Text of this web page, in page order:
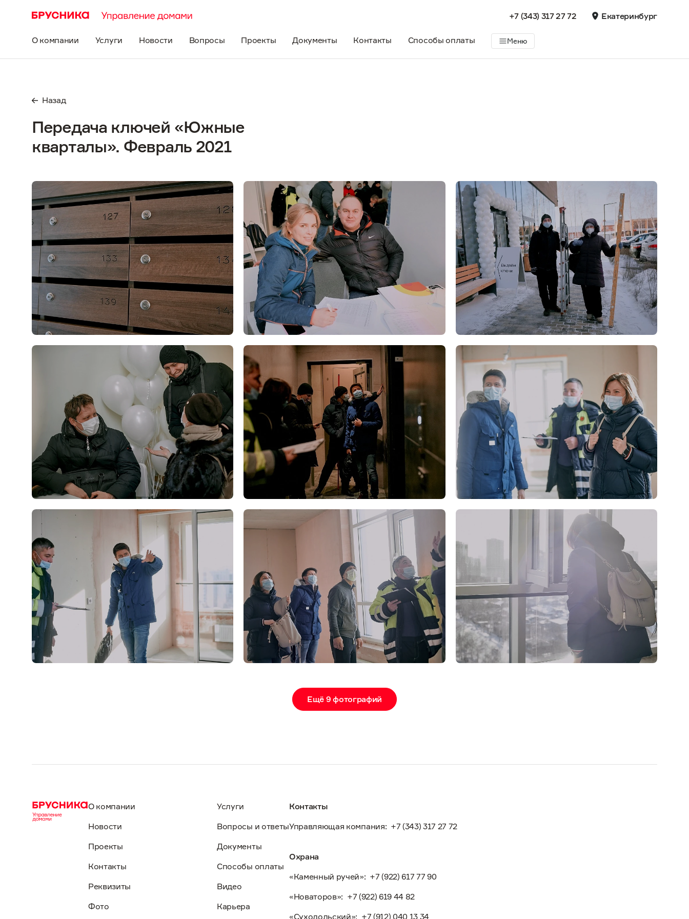
+7 (343) 317 27 72 Екатеринбург
О компании Услуги Новости Вопросы Проекты Документы Контакты Способы оплаты Меню
Назад
Передача ключей «Южные
кварталы». Февраль 2021
Ещё 9 фотографий
О компании
Услуги
Новости
Вопросы и ответы
Проекты
Документы
Контакты
Способы оплаты
Реквизиты
Видео
Фото
Карьера
Контакты
Управляющая компания: +7 (343) 317 27 72
Охрана
«Каменный ручей»: +7 (922) 617 77 90
«Новаторов»: +7 (922) 619 44 82
«Суходольский»: +7 (912) 040 13 34